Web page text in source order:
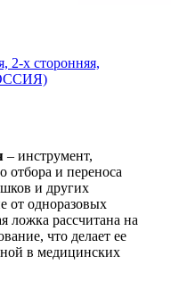
2-х сторонняя,
– инструмент,
отбора и переноса
и других
от одноразовых
ложка рассчитана на
что делает ее
в медицинских